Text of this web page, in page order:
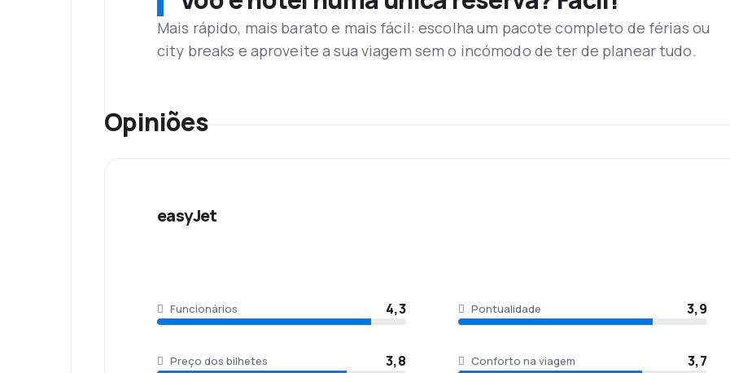
O hub da companhia aérea easyJet fica no Aeroporto de Luton, em Londres, no Reino Unido. Trata-se
tem algumas lojas, cafés, quiosques, caixas eletrônicos e casas de câmbio, para facilidade do
Refeições
A companhia aérea de baixo custo easyJet não serve refeições gratuitas em seus voos, mas tem um
Serviços adicionais
Mais rápido, mais barato e mais fácil: escolha um pacote completo de férias ou
city breaks e aproveite a sua viagem sem o incómodo de ter de planear tudo.
Opiniões
easyJet
Funcionários 4,3 Pontualidade 3,9
Preço dos bilhetes 3,8 Conforto na viagem 3,7